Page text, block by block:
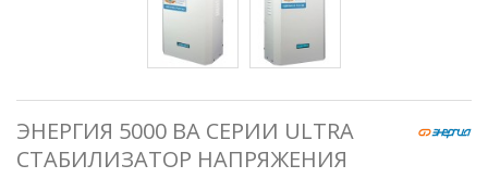
ЭНЕРГИЯ 5000 ВА СЕРИИ ULTRA
СТАБИЛИЗАТОР НАПРЯЖЕНИЯ